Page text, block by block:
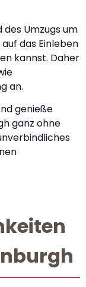
des Umzugs um
das Einleben
kannst. Daher
an.
genieße
ganz ohne